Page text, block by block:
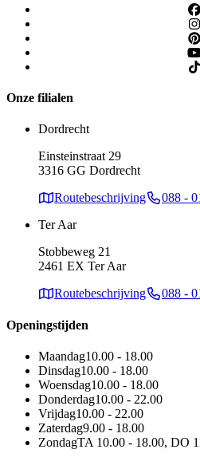
Onze filialen
Dordrecht
Einsteinstraat 29
3316 GG Dordrecht
Routebeschrijving
088 -
Ter Aar
Stobbeweg 21
2461 EX Ter Aar
Routebeschrijving
088 -
Openingstijden
Maandag10.00 - 18.00
Dinsdag10.00 - 18.00
Woensdag10.00 - 18.00
Donderdag10.00 - 22.00
Vrijdag10.00 - 22.00
Zaterdag9.00 - 18.00
ZondagTA 10.00 - 18.00, DO